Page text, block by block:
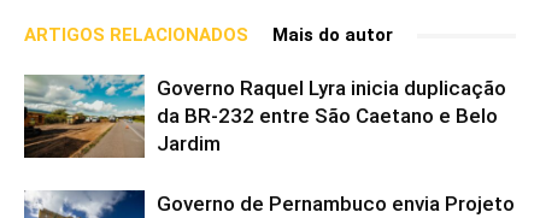
ARTIGOS RELACIONADOS Mais do autor
Governo Raquel Lyra inicia duplicação
da BR-232 entre São Caetano e Belo
Jardim
Governo de Pernambuco envia Projeto